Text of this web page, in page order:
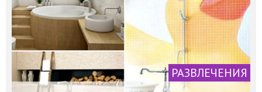
РАЗВЛЕЧЕНИЯ